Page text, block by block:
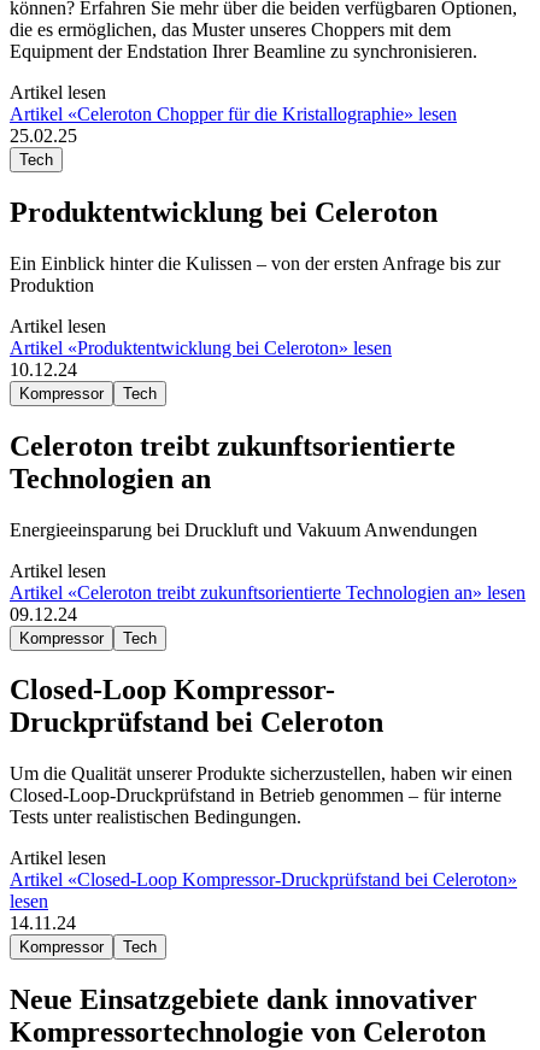
können? Erfahren Sie mehr über die beiden verfügbaren Optionen,
die es ermöglichen, das Muster unseres Choppers mit dem
Equipment der Endstation Ihrer Beamline zu synchronisieren.
Artikel lesen
Artikel «Celeroton Chopper für die Kristallographie» lesen
25.02.25
Tech
Produktentwicklung bei Celeroton
Ein Einblick hinter die Kulissen – von der ersten Anfrage bis zur
Produktion
Artikel lesen
Artikel «Produktentwicklung bei Celeroton» lesen
10.12.24
Kompressor Tech
Celeroton treibt zukunftsorientierte
Technologien an
Energieeinsparung bei Druckluft und Vakuum Anwendungen
Artikel lesen
Artikel «Celeroton treibt zukunftsorientierte Technologien an» lesen
09.12.24
Kompressor Tech
Closed-Loop Kompressor-
Druckprüfstand bei Celeroton
Um die Qualität unserer Produkte sicherzustellen, haben wir einen
Closed-Loop-Druckprüfstand in Betrieb genommen – für interne
Tests unter realistischen Bedingungen.
Artikel lesen
Artikel «Closed-Loop Kompressor-Druckprüfstand bei Celeroton»
lesen
14.11.24
Kompressor Tech
Neue Einsatzgebiete dank innovativer
Kompressortechnologie von Celeroton